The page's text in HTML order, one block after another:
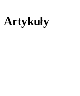
Artykuły